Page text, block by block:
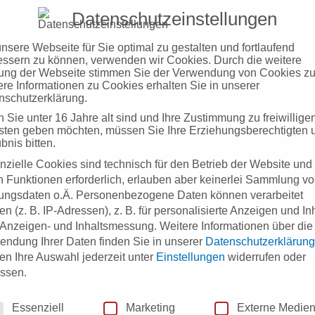
Revolution über das Digital Business bis hin zum Digital
von der „Consumerization of IT“ verändern sich
Tablets und ähnliche finden auch im geschäftlichen
über eine Bedarfsmeldung aus, anstelle die
die privat so sehr unterstützen, auch im
schwierig. Ohne eine vorbereitete Infrastruktur,
ein Anfang …
Anwender wünschen die einfache Bedienung von
an Führungsmodelle und -methoden. Ehemalige
guten Ton, ebenso der Raum für
Datenschutzeinstellungen
Webseite für Sie optimal zu gestalten und fortlaufend
zu können, verwenden wir Cookies. Durch die weitere
der Webseite stimmen Sie der Verwendung von Cookies
Informationen zu Cookies erhalten Sie in unserer
Sie unter 16 Jahre alt sind und Ihre Zustimmung zu
geben möchten, müssen Sie Ihre Erziehungsberechtigten
bitten.
Cookies sind technisch für den Betrieb der Website und
Funktionen erforderlich, erlauben aber keinerlei Sammlung
o.Ä. Personenbezogene Daten können verarbeitet
(z. B. IP-Adressen), z. B. für personalisierte Anzeigen und
und Inhaltsmessung. Weitere Informationen über die
Ihrer Daten finden Sie in unserer Datenschutzerklärung
Ihre Auswahl jederzeit unter Einstellungen widerrufen oder
Essenziell
Marketing Externe Medien